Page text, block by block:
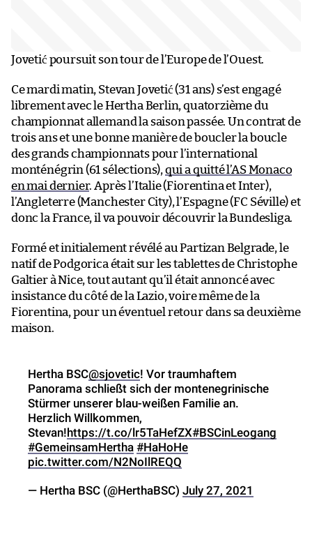
Jovetić poursuit son tour de l’Europe de l’Ouest.
Ce mardi matin, Stevan Jovetić (31 ans) s’est engagé
librement avec le Hertha Berlin, quatorzième du
championnat allemand la saison passée. Un contrat de
trois ans et une bonne manière de boucler la boucle
des grands championnats pour l’international
monténégrin (61 sélections), qui a quitté l’AS Monaco
en mai dernier. Après l’Italie (Fiorentina et Inter),
l’Angleterre (Manchester City), l’Espagne (FC Séville) et
donc la France, il va pouvoir découvrir la Bundesliga.
Formé et initialement révélé au Partizan Belgrade, le
natif de Podgorica était sur les tablettes de Christophe
Galtier à Nice, tout autant qu’il était annoncé avec
insistance du côté de la Lazio, voire même de la
Fiorentina, pour un éventuel retour dans sa deuxième
maison.
Hertha BSC@sjovetic! Vor traumhaftem
Panorama schließt sich der montenegrinische
Stürmer unserer blau-weißen Familie an.
Herzlich Willkommen,
Stevan!https://t.co/lr5TaHefZX#BSCinLeogang
#GemeinsamHertha #HaHoHe
pic.twitter.com/N2NoIlREQQ
— Hertha BSC (@HerthaBSC) July 27, 2021